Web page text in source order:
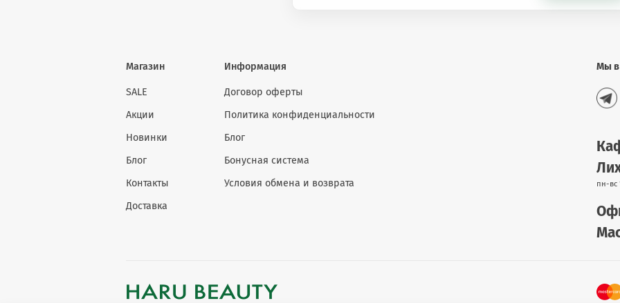
Только для наружного применения. При появлении раздражения прекратите использование. Избегайте попадания в
глаза. Не наносите на повреждённую кожу губ.
Магазин
SALE
Акции
Новинки
Блог
Контакты
Доставка
Информация
Договор оферты
Политика конфиденциальности
Блог
Бонусная система
Условия обмена и возврата
Мы в
пн-вс